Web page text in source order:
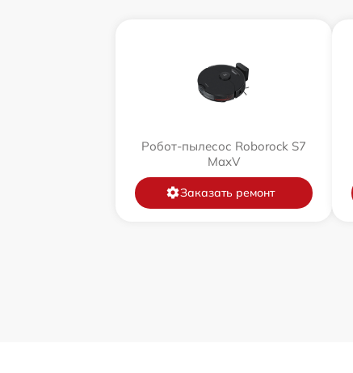
Робот-пылесос Roborock S7
MaxV
Заказать ремонт